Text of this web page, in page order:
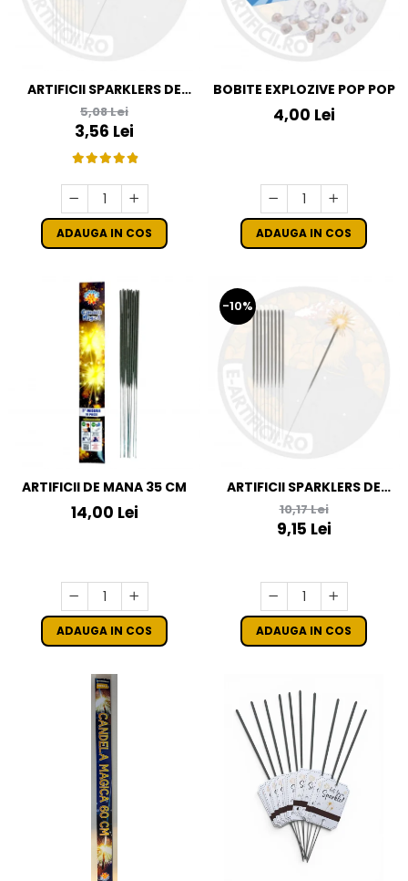
ARTIFICII SPARKLERS DE
MANA - STELUTE DE BRAD
16 CM - SET 10 BUC
5,08 Lei
3,56 Lei
ADAUGA IN COS
BOBITE EXPLOZIVE POP POP
4,00 Lei
ADAUGA IN COS
ARTIFICII DE MANA 35 CM
14,00 Lei
ADAUGA IN COS
-10%
ARTIFICII SPARKLERS DE
MANA - STELUTE DE BRAD
28 CM - SET 10 BUC
10,17 Lei
9,15 Lei
ADAUGA IN COS